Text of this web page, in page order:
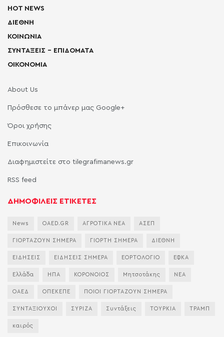
HOT NEWS
ΔΙΕΘΝΗ
ΚΟΙΝΩΝΙΑ
ΣΥΝΤΑΞΕΙΣ – ΕΠΙΔΟΜΑΤΑ
ΟΙΚΟΝΟΜΙΑ
About Us
Πρόσθεσε το μπάνερ μας Google+
Όροι χρήσης
Επικοινωνία
Διαφημιστείτε στο tilegrafimanews.gr
RSS feed
ΔΗΜΟΦΙΛΕΙΣ ΕΤΙΚΕΤΕΣ
News OAED.GR ΑΓΡΟΤΙΚΑ ΝΕΑ ΑΣΕΠ
ΓΙΟΡΤΑΖΟΥΝ ΣΗΜΕΡΑ ΓΙΟΡΤΗ ΣΗΜΕΡΑ ΔΙΕΘΝΗ
ΕΙΔΗΣΕΙΣ ΕΙΔΗΣΕΙΣ ΣΗΜΕΡΑ ΕΟΡΤΟΛΟΓΙΟ ΕΦΚΑ
Ελλάδα ΗΠΑ ΚΟΡΟΝΟΙΟΣ Μητσοτάκης ΝΕΑ
ΟΑΕΔ ΟΠΕΚΕΠΕ ΠΟΙΟΙ ΓΙΟΡΤΑΖΟΥΝ ΣΗΜΕΡΑ
ΣΥΝΤΑΞΙΟΥΧΟΙ ΣΥΡΙΖΑ Συντάξεις ΤΟΥΡΚΙΑ ΤΡΑΜΠ
καιρός